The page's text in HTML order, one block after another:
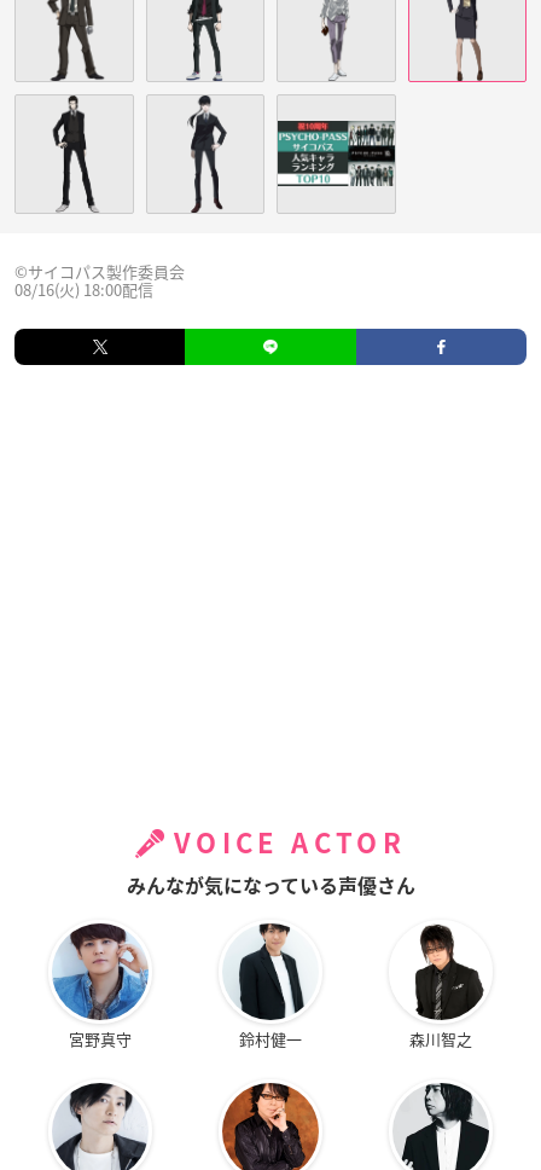
©サイコパス製作委員会
08/16(火) 18:00配信
VOICE ACTOR
みんなが気になっている声優さん
宮野真守 鈴村健一 森川智之